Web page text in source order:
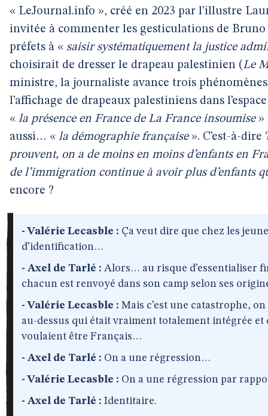
« LeJournal.info », créé en 2023 par l’illustre
invitée à commenter les gesticulations de
préfets à « saisir systématiquement la justice
choisirait de dresser le drapeau palestinien (Le
ministre, la journaliste avance trois
l’affichage de drapeaux palestiniens dans
« la présence en France de La France insoumise»
aussi… « la démographie française». C’est-à-dire
prouvent, on a de moins en moins d’enfants en
de l’immigration continue à avoir plus d’enfants
encore ?
- Valérie Lecasble : Ça veut dire que chez les
d’identification…
- Axel de Tarlé : Alors… au risque d’essentialiser
chacun est renvoyé dans son camp selon ses
- Valérie Lecasble : Mais c’est une catastrophe,
au-dessus qui était vraiment totalement intégrée
voulaient être Français…
- Axel de Tarlé : On a une régression…
- Valérie Lecasble : On a une régression par
- Axel de Tarlé : Identitaire.